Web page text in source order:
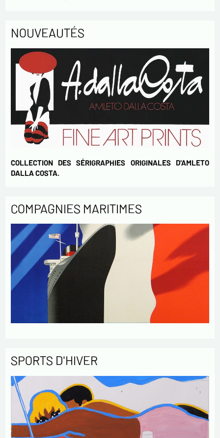
NOUVEAUTÉS
COLLECTION DES SÉRIGRAPHIES ORIGINALES D'AMLETO
DALLA COSTA.
COMPAGNIES MARITIMES
SPORTS D'HIVER